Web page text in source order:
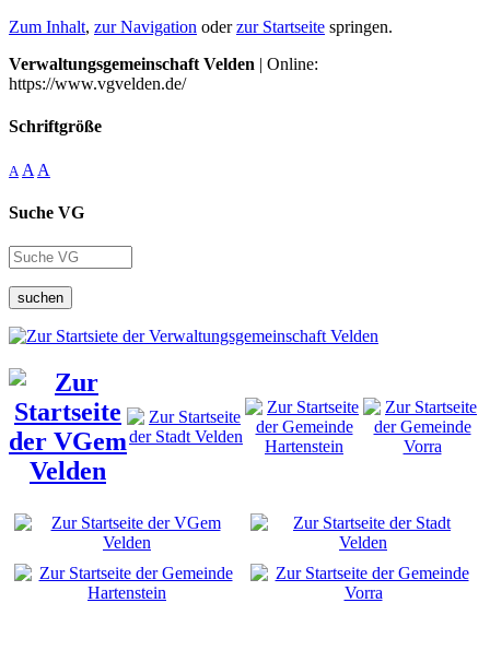
Zum Inhalt, zur Navigation oderzur Startseite springen.
Verwaltungsgemeinschaft Velden | Online:
https://www.vgvelden.de/
Schriftgröße
A A A
Suche VG
suchen